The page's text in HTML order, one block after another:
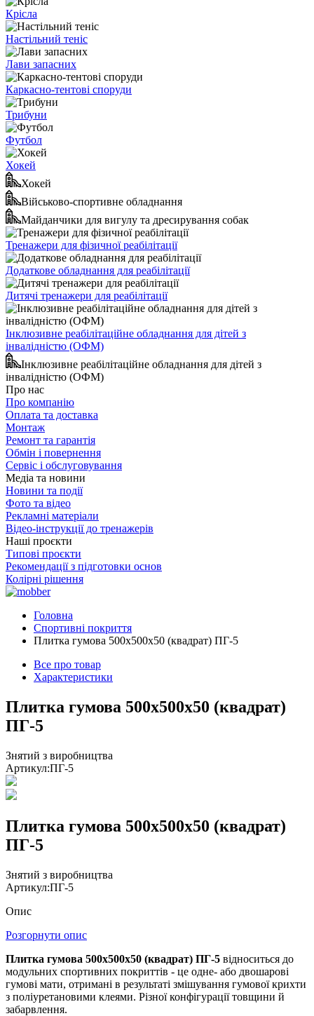
Крісла
Настільний теніс
Лави запасних
Каркасно-тентові споруди
Трибуни
Футбол
Хокей
Хокей
Військово-спортивне обладнання
Майданчики для вигулу та дресирування собак
Тренажери для фізичної реабілітації
Додаткове обладнання для реабілітації
Дитячі тренажери для реабілітації
Інклюзивне реабілітаційне обладнання для дітей з
інвалідністю (ОФМ)
Інклюзивне реабілітаційне обладнання для дітей з
інвалідністю (ОФМ)
Про нас
Про компанію
Оплата та доставка
Монтаж
Ремонт та гарантія
Обмін і повернення
Сервіс і обслуговування
Медіа та новини
Новини та події
Фото та відео
Рекламні матеріали
Відео-інструкції до тренажерів
Наші проєкти
Типові проєкти
Рекомендації з підготовки основ
Колірні рішення
Головна
Спортивні покриття
Плитка гумова 500х500х50 (квадрат) ПГ-5
Все про товар
Характеристики
Плитка гумова 500х500х50 (квадрат)
ПГ-5
Знятий з виробництва
Артикул:ПГ-5
Плитка гумова 500х500х50 (квадрат)
ПГ-5
Знятий з виробництва
Артикул:ПГ-5
Опис
Розгорнути опис
Плитка гумова 500х500х50 (квадрат) ПГ-5 відноситься до
модульних спортивних покриттів - це одне- або двошарові
гумові мати, отримані в результаті змішування гумової крихти
з поліуретановими клеями. Різної конфігурації товщини й
забарвлення.